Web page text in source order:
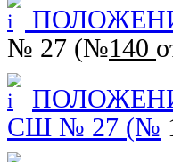
№ 27 (№140
СШ № 27 (№